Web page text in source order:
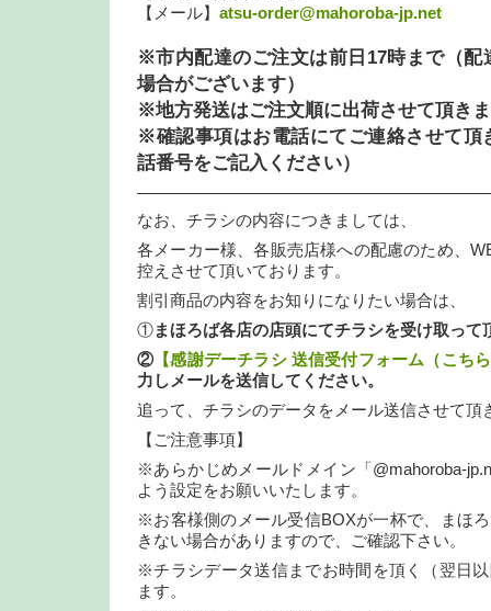
【メール】 atsu-order@mahoroba-jp.net
※市内配達のご注文は前日17時まで（配
場合がございます）
※地方発送はご注文順に出荷させて頂き
※確認事項はお電話にてご連絡させて頂
話番号をご記入ください）
なお、チラシの内容につきましては、
各メーカー様、各販売店様への配慮のため、
控えさせて頂いております。
割引商品の内容をお知りになりたい場合は、
①まほろば各店の店頭にてチラシを受け取って
② 【感謝デーチラシ 送信受付フォーム（こち
力しメールを送信してください。
追って、チラシのデータをメール送信させて頂
【ご注意事項】
※あらかじめメールドメイン「@mahoroba-
よう設定をお願いいたします。
※お客様側のメール受信BOXが一杯で、まほ
きない場合がありますので、ご確認下さい。
※チラシデータ送信までお時間を頂く（翌日
ます。